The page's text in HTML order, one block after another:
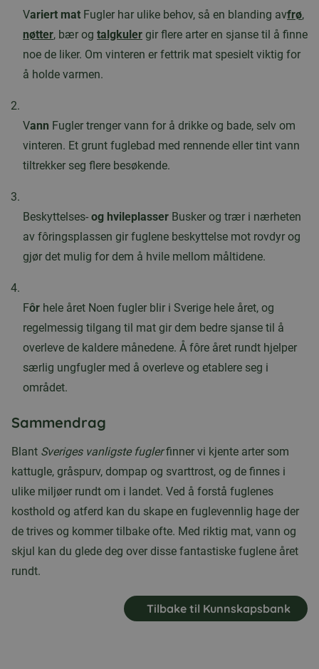
Variert mat Fugler har ulike behov, så en blanding avfrø,
nøtter, bær og talgkuler gir flere arter en sjanse til å finne
noe de liker. Om vinteren er fettrik mat spesielt viktig for
å holde varmen.
Vann Fugler trenger vann for å drikke og bade, selv om
vinteren. Et grunt fuglebad med rennende eller tint vann
tiltrekker seg flere besøkende.
Beskyttelses- og hvileplasser Busker og trær i nærheten
av fôringsplassen gir fuglene beskyttelse mot rovdyr og
gjør det mulig for dem å hvile mellom måltidene.
Fôr hele året Noen fugler blir i Sverige hele året, og
regelmessig tilgang til mat gir dem bedre sjanse til å
overleve de kaldere månedene. Å fôre året rundt hjelper
særlig ungfugler med å overleve og etablere seg i
området.
Sammendrag
Blant Sveriges vanligste fuglerfinner vi kjente arter som
kattugle, gråspurv, dompap og svarttrost, og de finnes i
ulike miljøer rundt om i landet. Ved å forstå fuglenes
kosthold og atferd kan du skape en fuglevennlig hage der
de trives og kommer tilbake ofte. Med riktig mat, vann og
skjul kan du glede deg over disse fantastiske fuglene året
rundt.
Tilbake til Kunnskapsbank